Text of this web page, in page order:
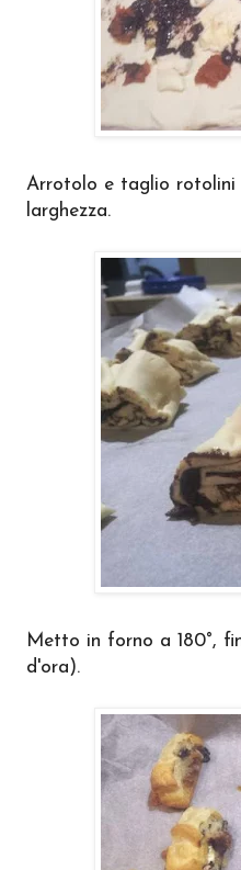
Arrotolo e taglio rotolini
larghezza.
Metto in forno a 180°,
d'ora).